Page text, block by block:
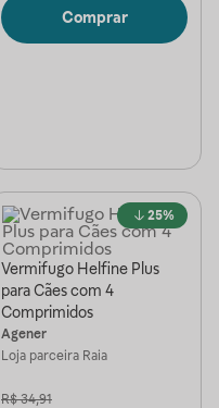
Comprar
25%
Vermifugo Helfine Plus
para Cães com 4
Comprimidos
Agener
Loja parceira Raia
R$ 34,91